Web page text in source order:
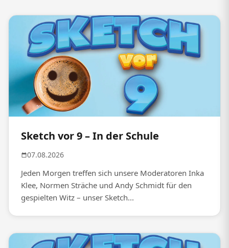
Sketch vor 9 – In der Schule
07.08.2026
Jeden Morgen treffen sich unsere Moderatoren Inka
Klee, Normen Sträche und Andy Schmidt für den
gespielten Witz – unser Sketch...